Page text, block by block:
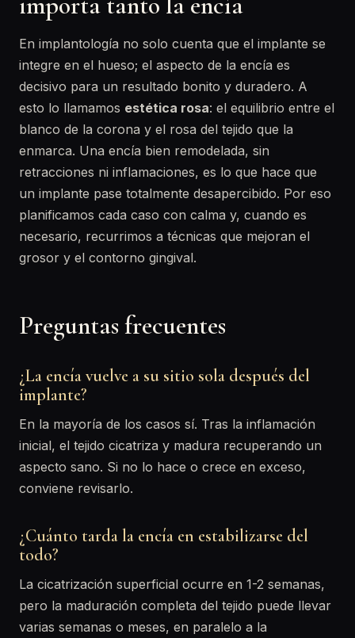
En implantología no solo cuenta que el implante se
integre en el hueso; el aspecto de la encía es
decisivo para un resultado bonito y duradero. A
esto lo llamamos estética rosa: el equilibrio entre el
blanco de la corona y el rosa del tejido que la
enmarca. Una encía bien remodelada, sin
retracciones ni inflamaciones, es lo que hace que
un implante pase totalmente desapercibido. Por eso
planificamos cada caso con calma y, cuando es
necesario, recurrimos a técnicas que mejoran el
grosor y el contorno gingival.
Preguntas frecuentes
¿La encía vuelve a su sitio sola después del
implante?
En la mayoría de los casos sí. Tras la inflamación
inicial, el tejido cicatriza y madura recuperando un
aspecto sano. Si no lo hace o crece en exceso,
conviene revisarlo.
¿Cuánto tarda la encía en estabilizarse del
todo?
La cicatrización superficial ocurre en 1-2 semanas,
pero la maduración completa del tejido puede llevar
varias semanas o meses, en paralelo a la